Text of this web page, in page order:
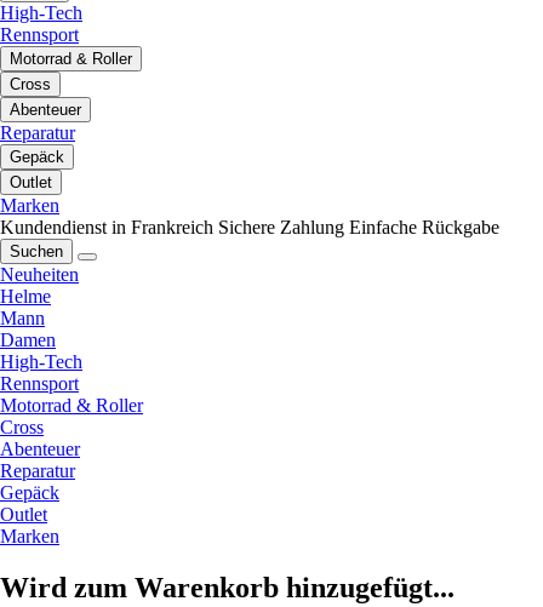
High-Tech
Rennsport
Motorrad & Roller
Cross
Abenteuer
Reparatur
Gepäck
Outlet
Marken
Kundendienst in Frankreich Sichere Zahlung Einfache Rückgabe
Suchen
Neuheiten
Helme
Mann
Damen
High-Tech
Rennsport
Motorrad & Roller
Cross
Abenteuer
Reparatur
Gepäck
Outlet
Marken
Wird zum Warenkorb hinzugefügt...